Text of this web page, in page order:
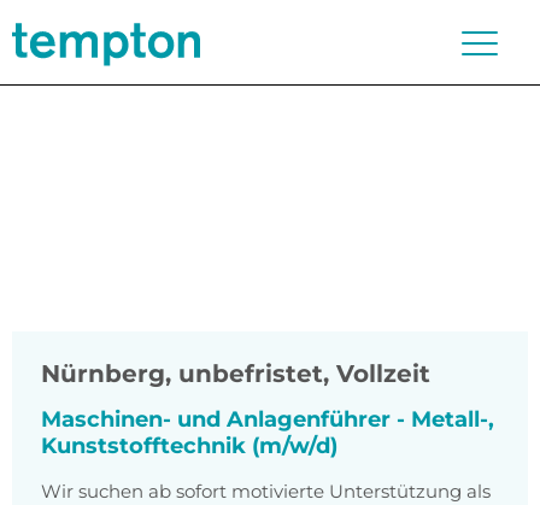
Nürnberg, unbefristet, Vollzeit
Maschinen- und Anlagenführer - Metall-,
Kunststofftechnik (m/w/d)
Wir suchen ab sofort motivierte Unterstützung als